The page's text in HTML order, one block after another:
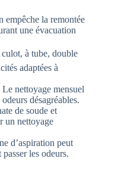
empêche la remontée
une évacuation
à tube, double
adaptées à
Le nettoyage mensuel
désagréables.
de soude et
un nettoyage
d’aspiration peut
les odeurs.